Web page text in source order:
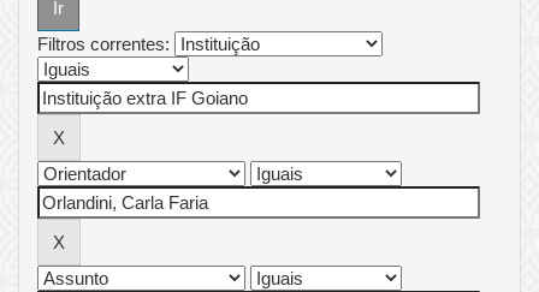
Filtros correntes: